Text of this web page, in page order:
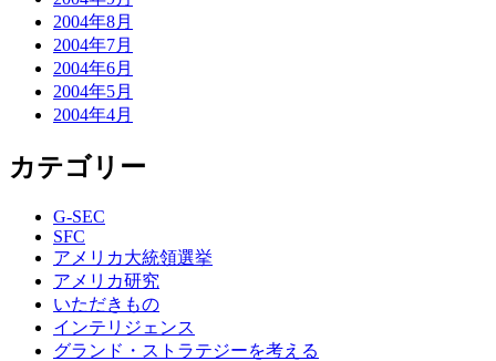
2004年8月
2004年7月
2004年6月
2004年5月
2004年4月
カテゴリー
G-SEC
SFC
アメリカ大統領選挙
アメリカ研究
いただきもの
インテリジェンス
グランド・ストラテジーを考える